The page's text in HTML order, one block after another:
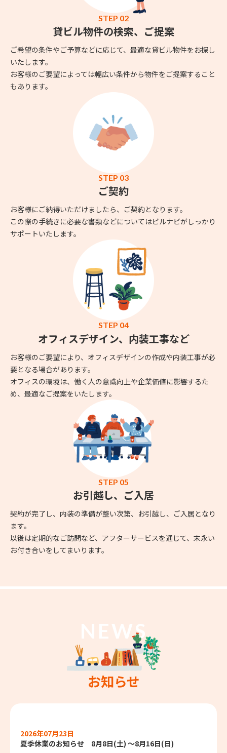
STEP 02
貸ビル物件の検索、ご提案
ご希望の条件やご予算などに応じて、最適な貸ビル物件をお探し
いたします。
お客様のご要望によっては幅広い条件から物件をご提案すること
もあります。
STEP 03
ご契約
お客様にご納得いただけましたら、ご契約となります。
この際の手続きに必要な書類などについてはビルナビがしっかり
サポートいたします。
STEP 04
オフィスデザイン、内装工事など
お客様のご要望により、オフィスデザインの作成や内装工事が必
要となる場合があります。
オフィスの環境は、働く人の意識向上や企業価値に影響するた
め、最適なご提案をいたします。
STEP 05
お引越し、ご入居
契約が完了し、内装の準備が整い次第、お引越し、ご入居となり
ます。
以後は定期的なご訪問など、アフターサービスを通じて、末永い
お付き合いをしてまいります。
NEWS
お知らせ
2026年07月23日
夏季休業のお知らせ 8月8日(土) ～8月16日(日)